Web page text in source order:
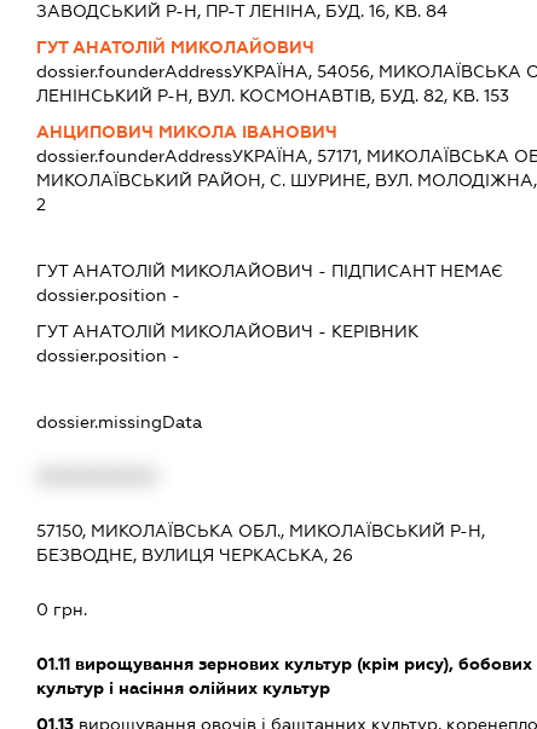
ЗАВОДСЬКИЙ Р-Н, ПР-Т ЛЕНІНА, БУД. 16, КВ. 84
ГУТ АНАТОЛІЙ МИКОЛАЙОВИЧ
dossier.founderAddressУКРАЇНА, 54056, МИКОЛАЇВСЬКА
ЛЕНІНСЬКИЙ Р-Н, ВУЛ. КОСМОНАВТІВ, БУД. 82, КВ. 153
АНЦИПОВИЧ МИКОЛА ІВАНОВИЧ
dossier.founderAddressУКРАЇНА, 57171, МИКОЛАЇВСЬКА
МИКОЛАЇВСЬКИЙ РАЙОН, С. ШУРИНЕ, ВУЛ.
2
ГУТ АНАТОЛІЙ МИКОЛАЙОВИЧ - ПІДПИСАНТНЕМАЄ
dossier.position -
ГУТ АНАТОЛІЙ МИКОЛАЙОВИЧ - КЕРІВНИК
dossier.position -
dossier.missingData
57150, МИКОЛАЇВСЬКА ОБЛ., МИКОЛАЇВСЬКИЙ Р-Н,
БЕЗВОДНЕ, ВУЛИЦЯ ЧЕРКАСЬКА, 26
0 грн.
01.11вирощування зернових культур (крім рису), бобових
культур і насіння олійних культур
01.13вирощування овочів і баштанних культур,